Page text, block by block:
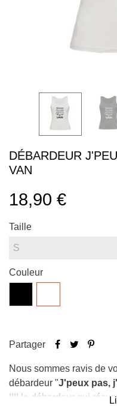
DÉBARDEUR
VAN
18,90 €
Taille
Couleur
Partager
Nous sommes ravis de
débardeur "J'peux pas,
!!!! le débardeur qui